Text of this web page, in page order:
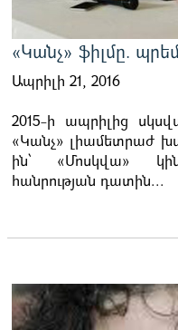
«Կանչ» ֆիլմը.
Ապրիլի 21, 2016
2015-ի ապրիլից
«Կանչ» լիամետրաժ
ին՝ «Մոսկվա»
հանրության դատին...